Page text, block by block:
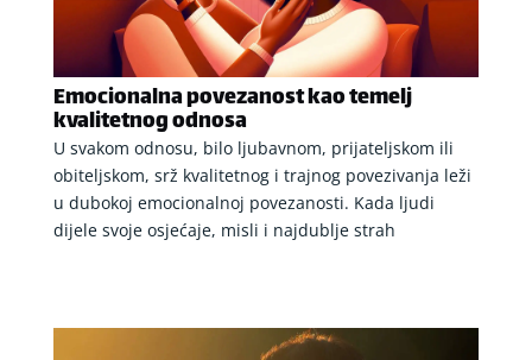
Emocionalna povezanost kao temelj
kvalitetnog odnosa
U svakom odnosu, bilo ljubavnom, prijateljskom ili
obiteljskom, srž kvalitetnog i trajnog povezivanja leži
u dubokoj emocionalnoj povezanosti. Kada ljudi
dijele svoje osjećaje, misli i najdublje strah